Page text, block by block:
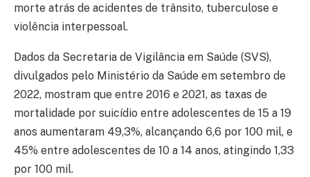
morte atrás de acidentes de trânsito, tuberculose e
violência interpessoal.
Dados da Secretaria de Vigilância em Saúde (SVS),
divulgados pelo Ministério da Saúde em setembro de
2022, mostram que entre 2016 e 2021, as taxas de
mortalidade por suicídio entre adolescentes de 15 a 19
anos aumentaram 49,3%, alcançando 6,6 por 100 mil, e
45% entre adolescentes de 10 a 14 anos, atingindo 1,33
por 100 mil.